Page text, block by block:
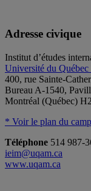
Adresse civique
Institut d’études
Université du Québec
400, rue Sainte-
Bureau A-1540,
Montréal (Québec)
* Voir le plan du
Téléphone 514 987-
ieim@uqam.ca
www.uqam.ca